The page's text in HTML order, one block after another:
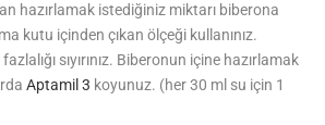
hazırlamak istediğiniz miktarı biberona
kutu içinden çıkan ölçeği kullanınız.
sıyırınız. Biberonun içine hazırlamak
Aptamil 3 koyunuz. (her 30 ml su için 1